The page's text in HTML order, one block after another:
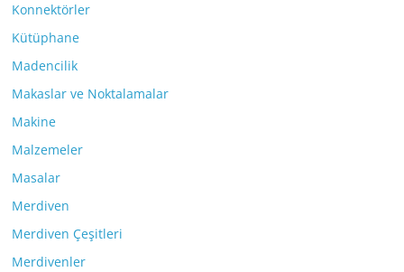
Konnektörler
Kütüphane
Madencilik
Makaslar ve Noktalamalar
Makine
Malzemeler
Masalar
Merdiven
Merdiven Çeşitleri
Merdivenler